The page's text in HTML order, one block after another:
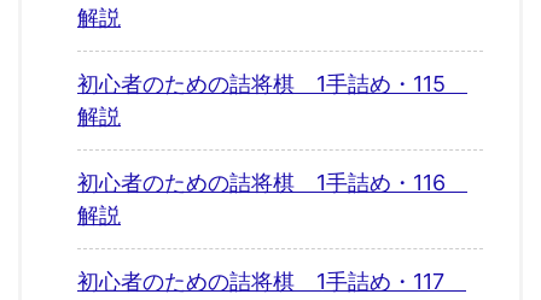
解説
初心者のための詰将棋 1手詰め・115
解説
初心者のための詰将棋 1手詰め・116
解説
初心者のための詰将棋 1手詰め・117